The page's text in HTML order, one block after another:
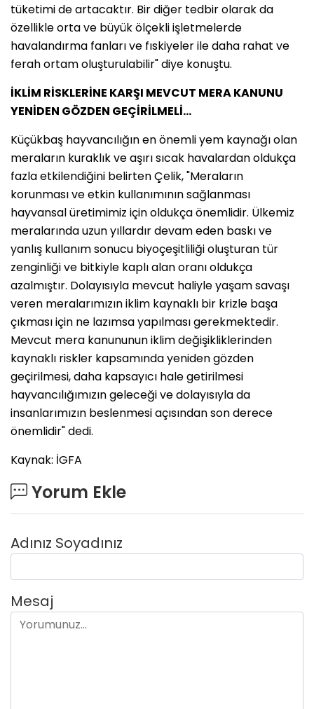
tüketimi de artacaktır. Bir diğer tedbir olarak da
özellikle orta ve büyük ölçekli işletmelerde
havalandırma fanları ve fıskiyeler ile daha rahat ve
ferah ortam oluşturulabilir" diye konuştu.
İKLİM RİSKLERİNE KARŞI MEVCUT MERA KANUNU
YENİDEN GÖZDEN GEÇİRİLMELİ…
Küçükbaş hayvancılığın en önemli yem kaynağı olan
meraların kuraklık ve aşırı sıcak havalardan oldukça
fazla etkilendiğini belirten Çelik, "Meraların
korunması ve etkin kullanımının sağlanması
hayvansal üretimimiz için oldukça önemlidir. Ülkemiz
meralarında uzun yıllardır devam eden baskı ve
yanlış kullanım sonucu biyoçeşitliliği oluşturan tür
zenginliği ve bitkiyle kaplı alan oranı oldukça
azalmıştır. Dolayısıyla mevcut haliyle yaşam savaşı
veren meralarımızın iklim kaynaklı bir krizle başa
çıkması için ne lazımsa yapılması gerekmektedir.
Mevcut mera kanununun iklim değişikliklerinden
kaynaklı riskler kapsamında yeniden gözden
geçirilmesi, daha kapsayıcı hale getirilmesi
hayvancılığımızın geleceği ve dolayısıyla da
insanlarımızın beslenmesi açısından son derece
önemlidir" dedi.
Kaynak: İGFA
Yorum Ekle
Adınız Soyadınız
Mesaj